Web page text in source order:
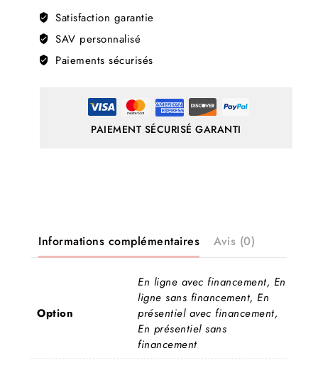
Satisfaction garantie
SAV personnalisé
Paiements sécurisés
PAIEMENT SÉCURISÉ GARANTI
Informations complémentaires Avis (0)
Option
En ligne avec financement, En
ligne sans financement, En
présentiel avec financement,
En présentiel sans
financement